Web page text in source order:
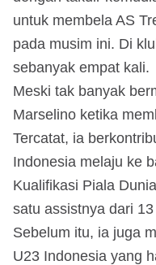
untuk membela AS
pada musim ini. Di
sebanyak empat kali.
Meski tak banyak
Marselino ketika
Tercatat, ia
Indonesia melaju ke
Kualifikasi Piala
satu assistnya dari
Sebelum itu, ia juga
U23 Indonesia yang